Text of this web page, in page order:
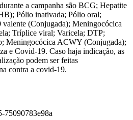
a campanha são BCG; Hepatite
Pólio inativada; Pólio oral;
(Conjugada); Meningocócica
Tríplice viral; Varicela; DTP;
Meningocócica ACWY (Conjugada);
e Covid-19. Caso haja indicação, as
podem ser feitas
contra a covid-19.